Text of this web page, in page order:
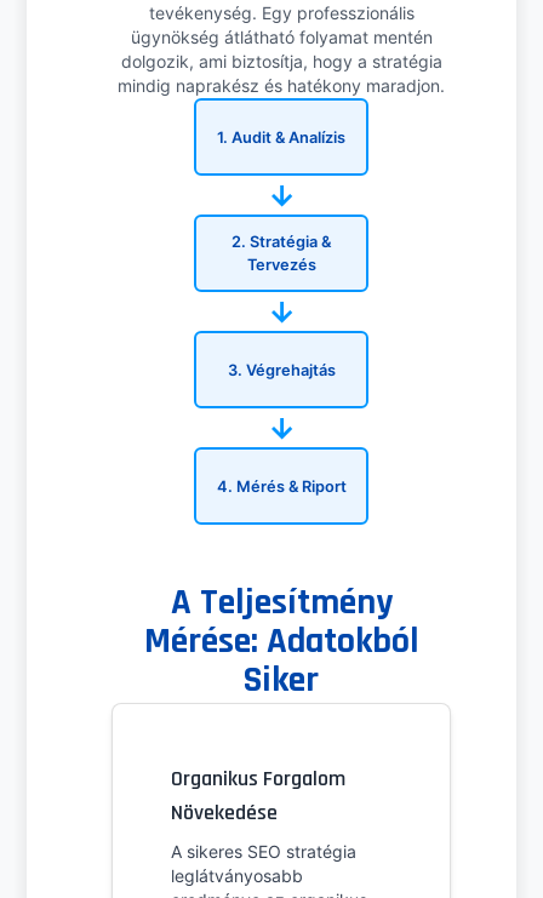
tevékenység. Egy professzionális
ügynökség átlátható folyamat mentén
dolgozik, ami biztosítja, hogy a stratégia
mindig naprakész és hatékony maradjon.
1. Audit & Analízis
→
2. Stratégia &
Tervezés
→
3. Végrehajtás
→
4. Mérés & Riport
A Teljesítmény
Mérése: Adatokból
Siker
Organikus Forgalom
Növekedése
A sikeres SEO stratégia
leglátványosabb